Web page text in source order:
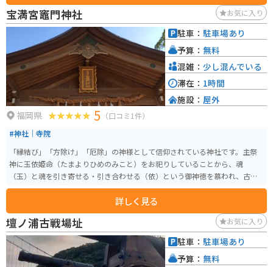
宝満宮竈門神社 お気に入り
福岡県 5 （口コミ1件）
#神社｜寺院
「縁結び」「方除け」「厄除」の神様として信仰されている神社です。主祭
神に玉依姫命（たまよりひめのみこと）をお祀りしていることから、魂
（玉）と魂を引き寄せる・引き合わせる（依）という御神徳を慕われ、古く
から「縁結びの神」として広く信仰されています。
詳しく見る
駐車： 駐車場あり
予算： 無料
混雑： 少し混んでいる
滞在： 1時間
施設： 屋外
壇ノ浦古戦場址 お気に入り
駐車： 駐車場あり
予算： 無料